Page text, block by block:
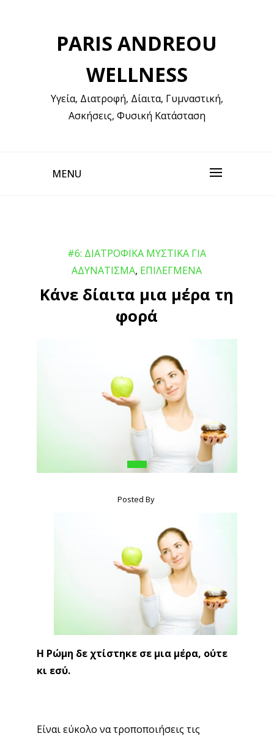
PARIS ANDREOU
WELLNESS
Υγεία, Διατροφή, Δίαιτα, Γυμναστική,
Ασκήσεις, Φυσική Κατάσταση
MENU
#6: ΔΙΑΤΡΟΦΙΚΑ ΜΥΣΤΙΚΑ ΓΙΑ
ΑΔΥΝΑΤΙΣΜΑ, ΕΠΙΛΕΓΜΕΝΑ
Κάνε δίαιτα μια μέρα τη
φορά
Posted By
Η Ρώμη δε χτίστηκε σε μια μέρα, ούτε
κι εσύ.
Είναι εύκολο να τροποποιήσεις τις